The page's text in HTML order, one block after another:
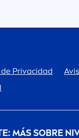
Privacidad
MÁS SOBRE